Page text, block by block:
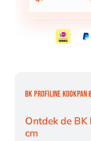
BK PROFILINE
Ontdek de
cm